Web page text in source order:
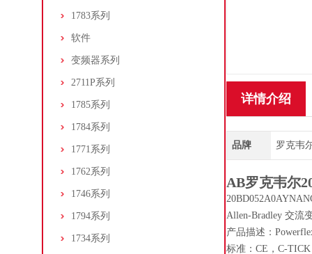
1783系列
软件
变频器系列
2711P系列
1785系列
1784系列
1771系列
1762系列
1746系列
1794系列
1734系列
详情介绍
品牌 罗克韦
AB罗克韦尔
Allen-Bradley 交流
产品描述：
标准：CE，C-